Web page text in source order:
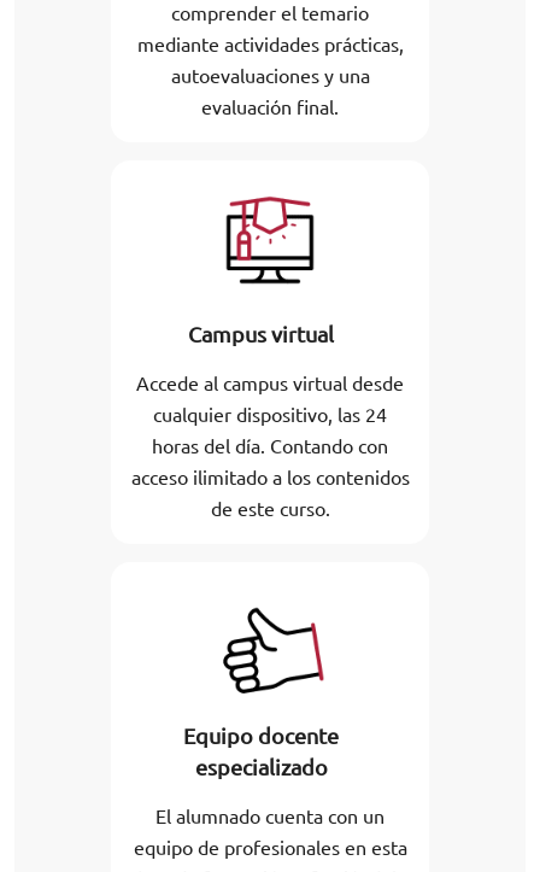
comprender el temario
mediante actividades prácticas,
autoevaluaciones y una
evaluación final.
Campus virtual
Accede al campus virtual desde
cualquier dispositivo, las 24
horas del día. Contando con
acceso ilimitado a los contenidos
de este curso.
Equipo docente
especializado
El alumnado cuenta con un
equipo de profesionales en esta